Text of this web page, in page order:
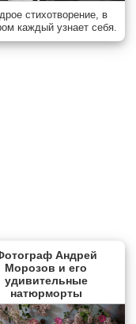
стихотворение, в
каждый узнает себя.
Андрей
Морозов и его
удивительные
натюрморты